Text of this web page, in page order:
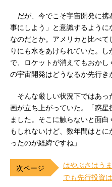
だが、今でこそ宇宙開発に携
事にしよう」と意識するよう
なのだとか。アメリカと比べ
りにも水をあけられていた。
で、ロケットが消えてもおか
の宇宙開発はどうなるか先行き
そんな厳しい状況下ではあっ
画が立ち上がっていた。「惑
ました。そこに触らないと面
もしれないけど、数年間はと
ったのが経緯ですね」
はやぶさはう
でも先行投資